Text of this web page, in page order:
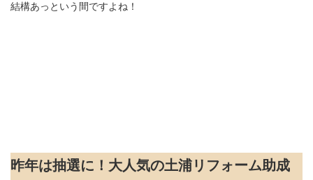
結構あっという間ですよね！
昨年は抽選に！大人気の土浦リフォーム助成